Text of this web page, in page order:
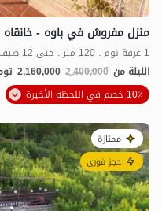
منزل مفروش في باوه - خانقاه -
1 غرفة نوم . 120 متر . حتى 12 ضيف
الليلة من 2,400,000
2,160,000
10٪ خصم في اللحظة الأخيرة
ممتازة
حجز فوري